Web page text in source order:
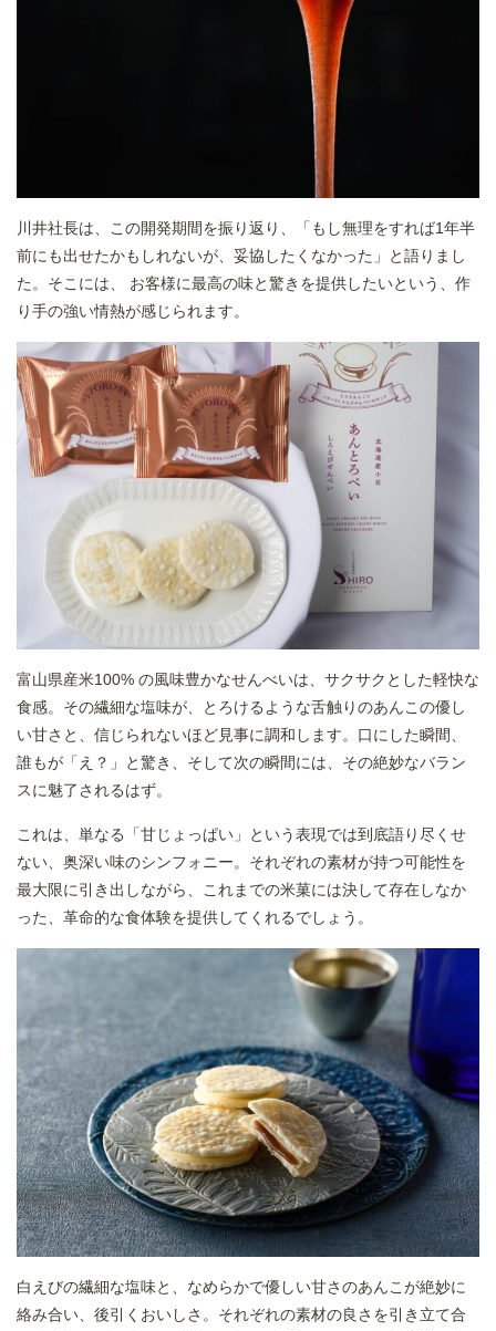
川井社長は、この開発期間を振り返り、「もし無理をすれば1年半
前にも出せたかもしれないが、妥協したくなかった」と語りまし
た。そこには、 お客様に最高の味と驚きを提供したいという、作
り手の強い情熱が感じられます。
富山県産米100% の風味豊かなせんべいは、サクサクとした軽快な
食感。その繊細な塩味が、とろけるような舌触りのあんこの優し
い甘さと、信じられないほど見事に調和します。口にした瞬間、
誰もが「え？」と驚き、そして次の瞬間には、その絶妙なバラン
スに魅了されるはず。
これは、単なる「甘じょっぱい」という表現では到底語り尽くせ
ない、奥深い味のシンフォニー。それぞれの素材が持つ可能性を
最大限に引き出しながら、これまでの米菓には決して存在しなか
った、革命的な食体験を提供してくれるでしょう。
白えびの繊細な塩味と、なめらかで優しい甘さのあんこが絶妙に
絡み合い、後引くおいしさ。それぞれの素材の良さを引き立て合